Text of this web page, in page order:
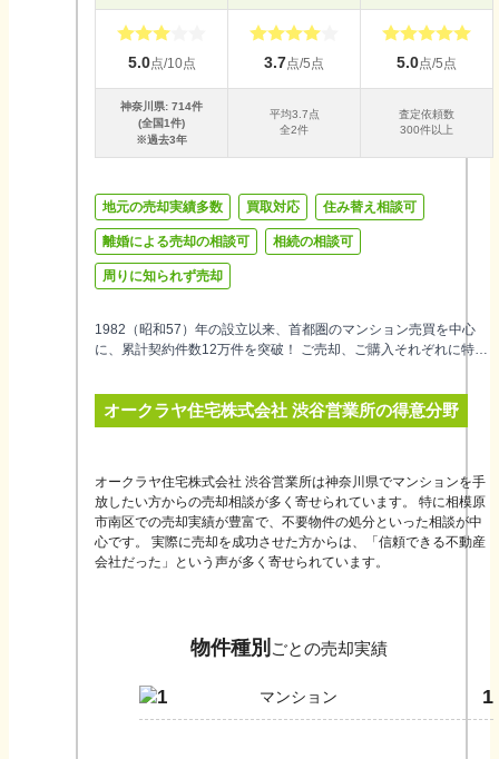
5.0点/10点 3.7点/5点 5.0点/5点
神奈川県: 714件
(全国1件)
※過去3年
平均3.7点
全2件
査定依頼数
300件以上
地元の売却実績多数 買取対応 住み替え相談可
離婚による売却の相談可 相続の相談可
周りに知られず売却
1982（昭和57）年の設立以来、首都圏のマンション売買を中心
に、累計契約件数12万件を突破！ ご売却、ご購入それぞれに特化
社取引データより） 選べる4つの売却方法（仲介、直接買取、買取
保証制度、リースバック買取）や多彩な売却サポートサービス
オークラヤ住宅株式会社 渋谷営業所の得意分野
オークラヤ住宅株式会社 渋谷営業所は神奈川県でマンションを手
放したい方からの売却相談が多く寄せられています。 特に相模原
市南区での売却実績が豊富で、不要物件の処分といった相談が中
心です。 実際に売却を成功させた方からは、「信頼できる不動産
会社だった」という声が多く寄せられています。
物件種別 ごとの売却実績
1 マンション 1